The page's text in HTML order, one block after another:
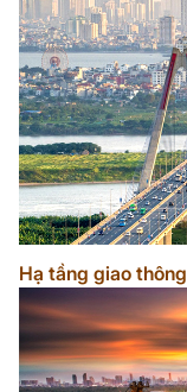
Hạ tầng giao thông